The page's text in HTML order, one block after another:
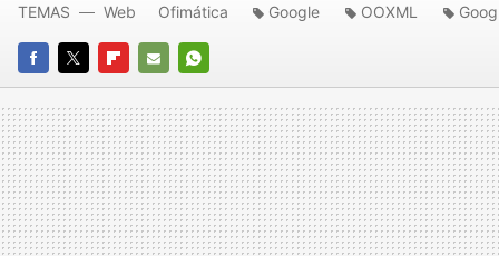
FACEBOOK
TWITTERFLIPBOARD
E-
MAIL
WHATSAPP
TEMAS Web Ofimática Google OOXML